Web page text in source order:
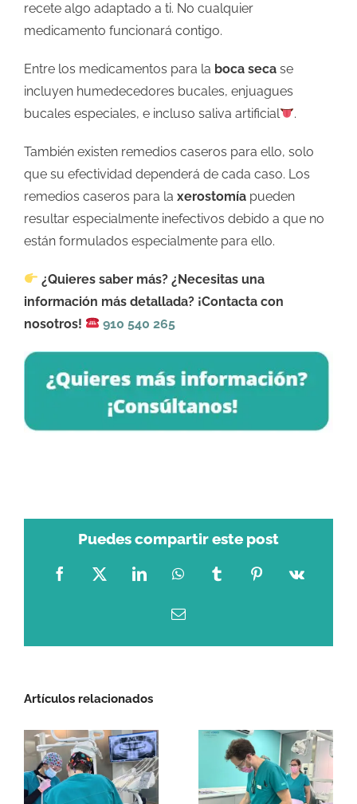
recete algo adaptado a ti. No cualquier
medicamento funcionará contigo.
Entre los medicamentos para la boca seca se
incluyen humedecedores bucales, enjuagues
bucales especiales, e incluso saliva artificial
.
También existen remedios caseros para ello, solo
que su efectividad dependerá de cada caso. Los
remedios caseros para la xerostomía pueden
resultar especialmente inefectivos debido a que no
están formulados especialmente para ello.
¿Quieres saber más? ¿Necesitas una
información más detallada? ¡Contacta con
nosotros!
910 540 265
Puedes compartir este post
Facebook
X LinkedInWhatsAppTumblrPinterest
Vk
Correo
Artículos relacionados